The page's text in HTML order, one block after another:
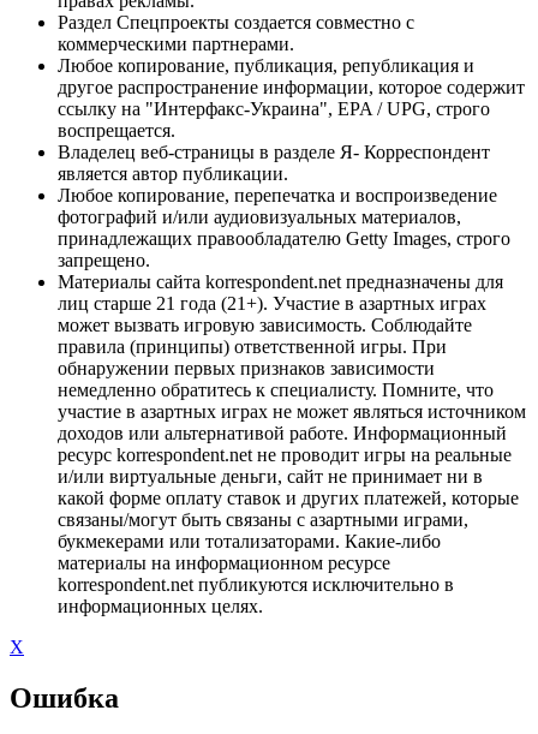
Раздел Спецпроекты создается совместно с
коммерческими партнерами.
Любое копирование, публикация, републикация и
другое распространение информации, которое содержит
ссылку на "Интерфакс-Украина", EPA / UPG, строго
воспрещается.
Владелец веб-страницы в разделе Я- Корреспондент
является автор публикации.
Любое копирование, перепечатка и воспроизведение
фотографий и/или аудиовизуальных материалов,
принадлежащих правообладателю Getty Images, строго
запрещено.
Материалы сайта korrespondent.net предназначены для
лиц старше 21 года (21+). Участие в азартных играх
может вызвать игровую зависимость. Соблюдайте
правила (принципы) ответственной игры. При
обнаружении первых признаков зависимости
немедленно обратитесь к специалисту. Помните, что
участие в азартных играх не может являться источником
доходов или альтернативой работе. Информационный
ресурс korrespondent.net не проводит игры на реальные
и/или виртуальные деньги, сайт не принимает ни в
какой форме оплату ставок и других платежей, которые
связаны/могут быть связаны с азартными играми,
букмекерами или тотализаторами. Какие-либо
материалы на информационном ресурсе
korrespondent.net публикуются исключительно в
информационных целях.
X
Ошибка